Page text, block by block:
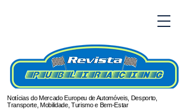
Notícias do Mercado Europeu de Automóveis, Desporto,
Transporte, Mobilidade, Turismo e Bem-Estar